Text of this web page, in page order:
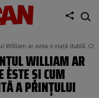
William ar avea o viață dublă.
WILLIAM AR
ESTE ȘI CUM
A PRINȚULUI